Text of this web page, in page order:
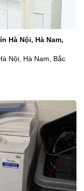
Hà Nội, Hà Nam,
Nội, Hà Nam, Bắc